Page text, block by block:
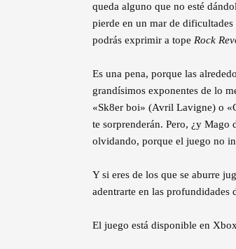
queda alguno que no esté
pierde en un mar de
podrás exprimir a tope Rock
Es una pena, porque las
grandísimos exponentes de lo
«Sk8er boi» (Avril Lavigne) o
te sorprenderán. Pero, ¿y
olvidando, porque el juego no
Y si eres de los que se aburre
adentrarte en las profundidades
El juego está disponible en